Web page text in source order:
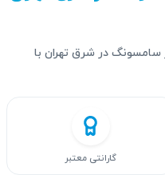
سامسونگ در شرق تهران با
گارانتی معتبر